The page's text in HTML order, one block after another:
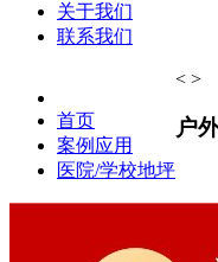
关于我们
联系我们
首页
案例应用
医院/学校地坪
< >
户